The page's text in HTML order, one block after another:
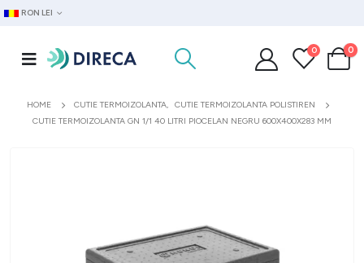
RON LEI
0 0
HOME CUTIE TERMOIZOLANTA,
CUTIE TERMOIZOLANTA POLISTIREN
CUTIE TERMOIZOLANTA GN 1/1 40 LITRI PIOCELAN NEGRU 600X400X283 MM